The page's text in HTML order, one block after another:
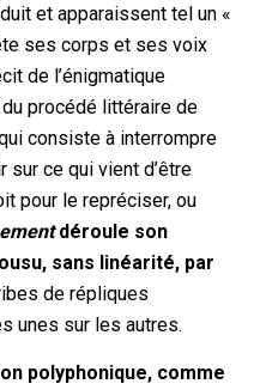
et apparaissent tel un «
ses corps et ses voix
de l’énigmatique
procédé littéraire de
consiste à interrompre
sur ce qui vient d’être
pour le repréciser, ou
déroule son
sans linéarité, par
de répliques
unes sur les autres.
polyphonique, comme